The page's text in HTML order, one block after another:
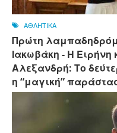
ΑΘΛΗΤΙΚΑ
Πρώτη
Ιακωβάκη - Η
Αλεξανδρή: Το
η “μαγική”